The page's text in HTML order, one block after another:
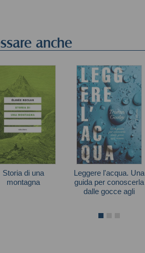
anche
Storia di una
montagna
Leggere l'acqua. Una
guida per conoscerla
dalle gocce agli